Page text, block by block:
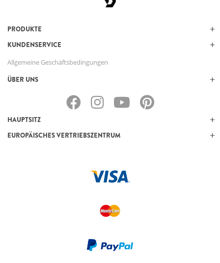
PRODUKTE
KUNDENSERVICE
Allgemeine Geschäftsbedingungen
ÜBER UNS
HAUPTSITZ
EUROPÄISCHES VERTRIEBSZENTRUM